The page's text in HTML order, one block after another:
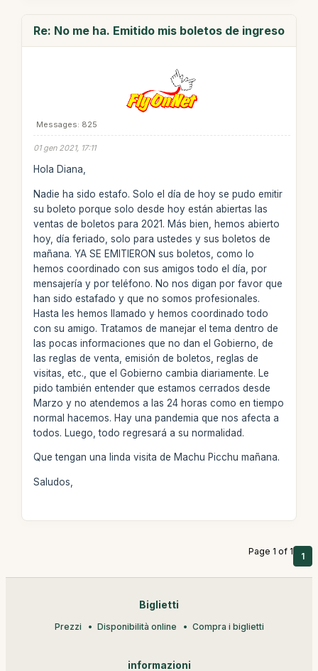
Re: No me ha. Emitido mis boletos de ingreso
Messages: 825
01 gen 2021, 17:11
Hola Diana,
Nadie ha sido estafo. Solo el día de hoy se pudo emitir
su boleto porque solo desde hoy están abiertas las
ventas de boletos para 2021. Más bien, hemos abierto
hoy, día feriado, solo para ustedes y sus boletos de
mañana. YA SE EMITIERON sus boletos, como lo
hemos coordinado con sus amigos todo el día, por
mensajería y por teléfono. No nos digan por favor que
han sido estafado y que no somos profesionales.
Hasta les hemos llamado y hemos coordinado todo
con su amigo. Tratamos de manejar el tema dentro de
las pocas informaciones que no dan el Gobierno, de
las reglas de venta, emisión de boletos, reglas de
visitas, etc., que el Gobierno cambia diariamente. Le
pido también entender que estamos cerrados desde
Marzo y no atendemos a las 24 horas como en tiempo
normal hacemos. Hay una pandemia que nos afecta a
todos. Luego, todo regresará a su normalidad.
Que tengan una linda visita de Machu Picchu mañana.
Saludos,
Page 1 of 1 1
Biglietti
Prezzi Disponibilità online Compra i biglietti
informazioni